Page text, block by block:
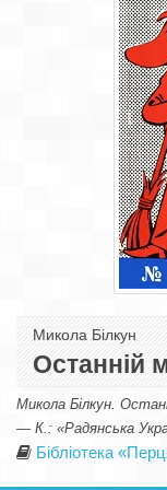
Микола Білкун
Останній
Микола Білкун.
— К.: «Радянська
Бібліотека